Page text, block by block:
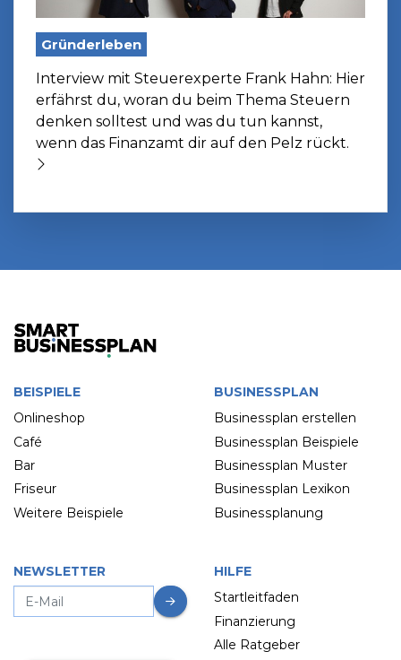
Gründerleben
Interview mit Steuerexperte Frank Hahn: Hier
erfährst du, woran du beim Thema Steuern
denken solltest und was du tun kannst,
wenn das Finanzamt dir auf den Pelz rückt.
BEISPIELE
Onlineshop
Café
Bar
Friseur
Weitere Beispiele
BUSINESSPLAN
Businessplan erstellen
Businessplan Beispiele
Businessplan Muster
Businessplan Lexikon
Businessplanung
NEWSLETTER
HILFE
Startleitfaden
Finanzierung
Alle Ratgeber